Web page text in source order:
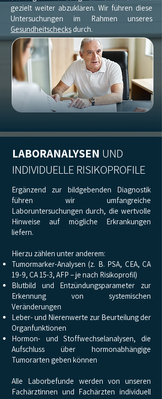
gezielt weiter abzuklären. Wir führen diese
Untersuchungen im Rahmen unseres
Gesundheitschecks durch.
LABORANALYSEN UND
INDIVIDUELLE RISIKOPROFILE
Ergänzend zur bildgebenden Diagnostik
führen wir umfangreiche
Laboruntersuchungen durch, die wertvolle
Hinweise auf mögliche Erkrankungen
liefern.
Hierzu zählen unter anderem:
Tumormarker-Analysen (z. B. PSA, CEA, CA
19-9, CA 15-3, AFP – je nach Risikoprofil)
Blutbild und Entzündungsparameter zur
Erkennung von systemischen
Veränderungen
Leber- und Nierenwerte zur Beurteilung der
Organfunktionen
Hormon- und Stoffwechselanalysen, die
Aufschluss über hormonabhängige
Tumorarten geben können
Alle Laborbefunde werden von unseren
Fachärztinnen und Fachärzten individuell